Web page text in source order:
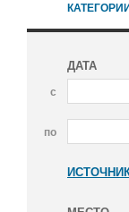
КАТЕГОРИИ
ДАТА
с
по